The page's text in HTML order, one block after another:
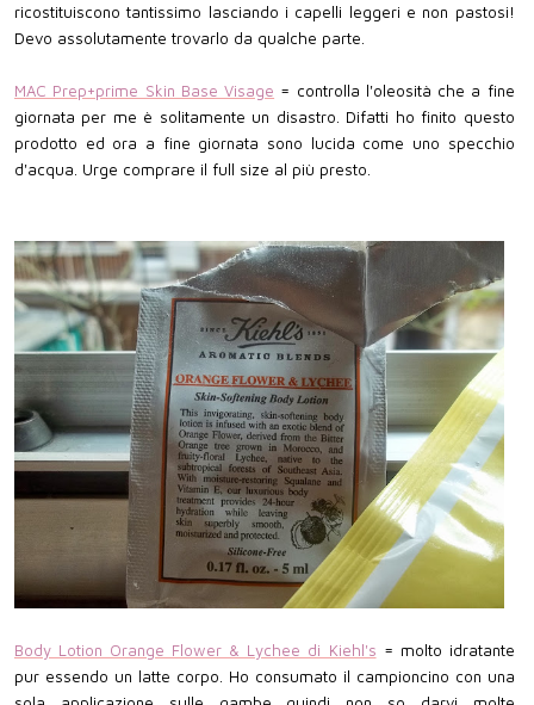
ricostituiscono tantissimo lasciando i capelli leggeri e non pastosi!
Devo assolutamente trovarlo da qualche parte.
MAC Prep+prime Skin Base Visage = controlla l'oleosità che a fine
giornata per me è solitamente un disastro. Difatti ho finito questo
prodotto ed ora a fine giornata sono lucida come uno specchio
d'acqua. Urge comprare il full size al più presto.
Body Lotion Orange Flower & Lychee di Kiehl's = molto idratante
pur essendo un latte corpo. Ho consumato il campioncino con una